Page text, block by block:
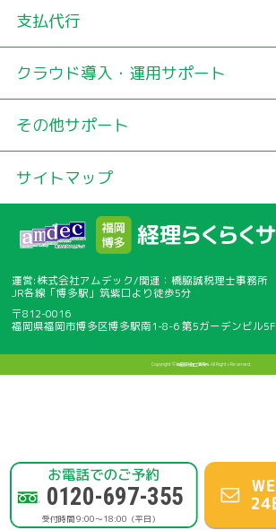
支払代行
クラウド導入・運用サポート
その他サポート
サイトマップ
運営:株式会社アムデック/関連：橋脇誠税理士事務所
JR各線「博多駅」筑紫口より徒歩5分
〒812-0016
福岡県福岡市博多区博多駅南1-8-6 第5ガーデンビル5F
Copyright © 橋脇誠税理士事務所. All Rights Reserved.
0120-697-355
受付時間 9:00〜18:00（平日）